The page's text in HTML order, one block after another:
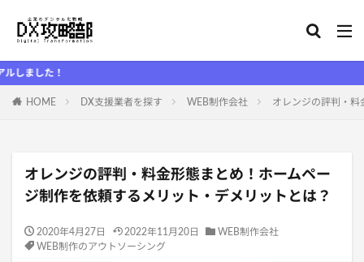
HOME DX支援業者を探す WEB制作会社 オレンジの評判・料
オレンジの評判・料金形態まとめ！ホームペー
ジ制作を依頼するメリット・デメリットとは？
2020年4月27日 2022年11月20日
WEB制作会社
WEB制作のアウトソーシング